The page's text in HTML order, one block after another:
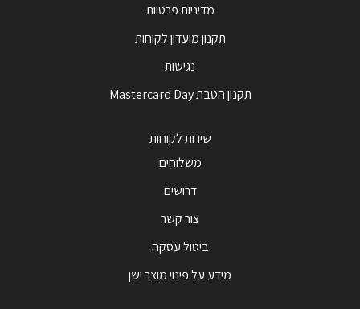
מדיניות פרטיות
תקנון מועדון לקוחות
נגישות
תקנון הטבת Mastercard Day
שירות לקוחות
משלוחים
דרושים
צור קשר
ביטול עסקה
מידע על פינוי מוצר ישן